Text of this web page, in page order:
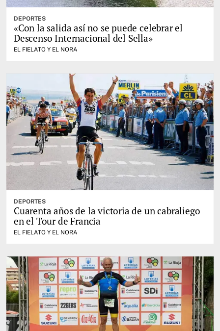
DEPORTES
«Con la salida así no se puede celebrar el
Descenso Internacional del Sella»
EL FIELATO Y EL NORA
DEPORTES
Cuarenta años de la victoria de un cabraliego
en el Tour de Francia
EL FIELATO Y EL NORA